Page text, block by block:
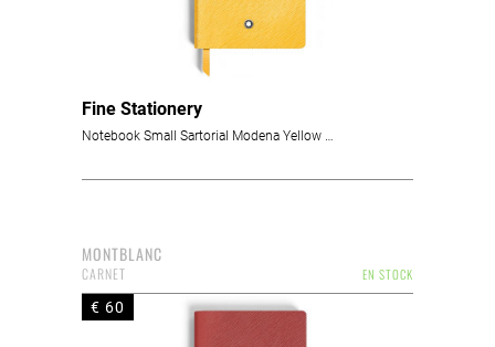
Fine Stationery
Notebook Small Sartorial Modena Yellow Lined
MONTBLANC
EN STOCK
CARNET
€ 60